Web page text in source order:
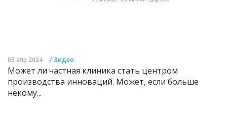
03 апр 2024 / Видео
Может ли частная клиника стать центром
производства инноваций. Может, если больше
некому...